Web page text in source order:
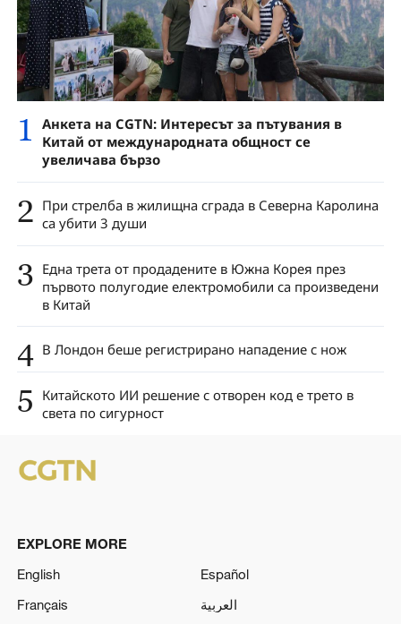
1 Анкета на CGTN: Интересът за пътувания в
Китай от международната общност се
увеличава бързо
2 При стрелба в жилищна сграда в Северна Каролина
са убити 3 души
3 Една трета от продадените в Южна Корея през
първото полугодие електромобили са произведени
в Китай
4 В Лондон беше регистрирано нападение с нож
5 Китайското ИИ решение с отворен код е трето в
света по сигурност
EXPLORE MORE
English
Español
Français
العربية